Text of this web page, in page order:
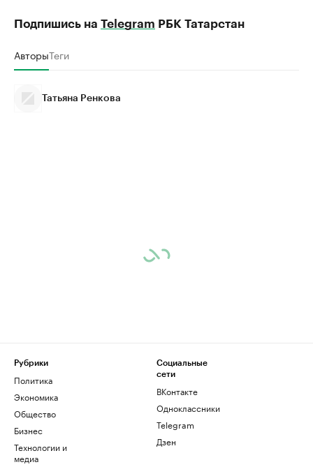
Подпишись на Telegram РБК Татарстан
АвторыТеги
Татьяна Ренкова
Рубрики
Политика
Экономика
Общество
Бизнес
Технологии и
медиа
Социальные
сети
ВКонтакте
Одноклассники
Telegram
Дзен